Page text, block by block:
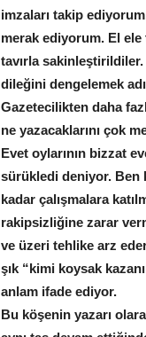
imzaları takip
merak ediyorum. El ele
tavırla sakinleştirildiler.
dileğini dengelemek
Gazetecilikten daha
ne yazacaklarını çok
Evet oylarının bizzat
sürükledi deniyor. Ben
kadar çalışmalara
rakipsizliğine zarar
ve üzeri tehlike arz
şık “kimi koysak
anlam ifade ediyor.
Bu köşenin yazarı